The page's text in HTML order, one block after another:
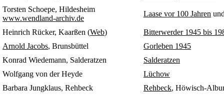
Torsten Schoepe, Hildesheim
www.wendland-archiv.de
Laase vor 100 Jahren
Heinrich Rücker, Kaarßen (Web)
Bitterwerder 1945 bis
Arnold Jacobs, Brunsbüttel
Gorleben 1945
Konrad Wiedemann, Salderatzen
Salderatzen
Wolfgang von der Heyde
Lüchow
Barbara Jungklaus, Rehbeck
Rehbeck, Höwisch-